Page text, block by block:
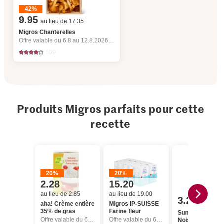
42%
9.95 au lieu de 17.35
Migros Chanterelles
Offre valable du 6.8 au 12.8.2026, jusqu’à épuisement du stock.
Produits Migros parfaits pour cette
recette
20%
2.28
au lieu de 2.85
aha! Crème entière
35% de gras
Offre valable du 6.8 au 12.8.2026, jusqu’à épuisement du stock.
20%
15.20
au lieu de 19.00
Migros IP-SUISSE
Farine fleur
Offre valable du 6.8 au 12.8.2026, jusqu’à épuisement du stock.
3.20
Sun Queen
Noisettes